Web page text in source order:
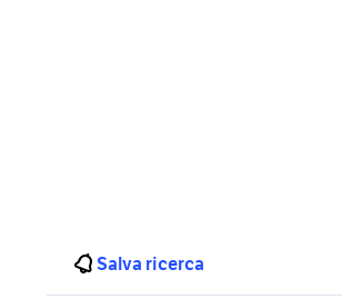
Salva ricerca